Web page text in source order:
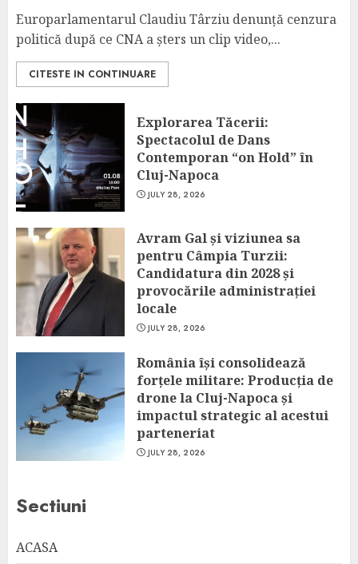
Europarlamentarul Claudiu Târziu denunță cenzura
politică după ce CNA a șters un clip video,...
CITESTE IN CONTINUARE
Explorarea Tăcerii:
Spectacolul de Dans
Contemporan “on Hold” în
Cluj-Napoca
JULY 28, 2026
Avram Gal și viziunea sa
pentru Câmpia Turzii:
Candidatura din 2028 și
provocările administrației
locale
JULY 28, 2026
România își consolidează
forțele militare: Producția de
drone la Cluj-Napoca și
impactul strategic al acestui
parteneriat
JULY 28, 2026
Sectiuni
ACASA